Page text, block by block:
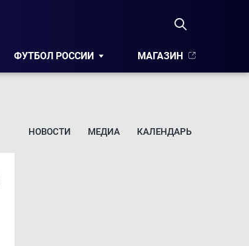
ФУТБОЛ РОССИИ МАГАЗИН
НОВОСТИ МЕДИА КАЛЕНДАРЬ